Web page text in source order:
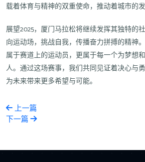
载着体育与精神的双重使命，推动着城市的
展望2025，厦门马拉松将继续发挥其独特的
向运动场，挑战自我，传播奋力拼搏的精神
属于赛道上的运动员，更属于每一个为梦想
人。通过这场赛事，我们共同见证着决心与
为未来带来更多希望与可能。
上一篇
下一篇